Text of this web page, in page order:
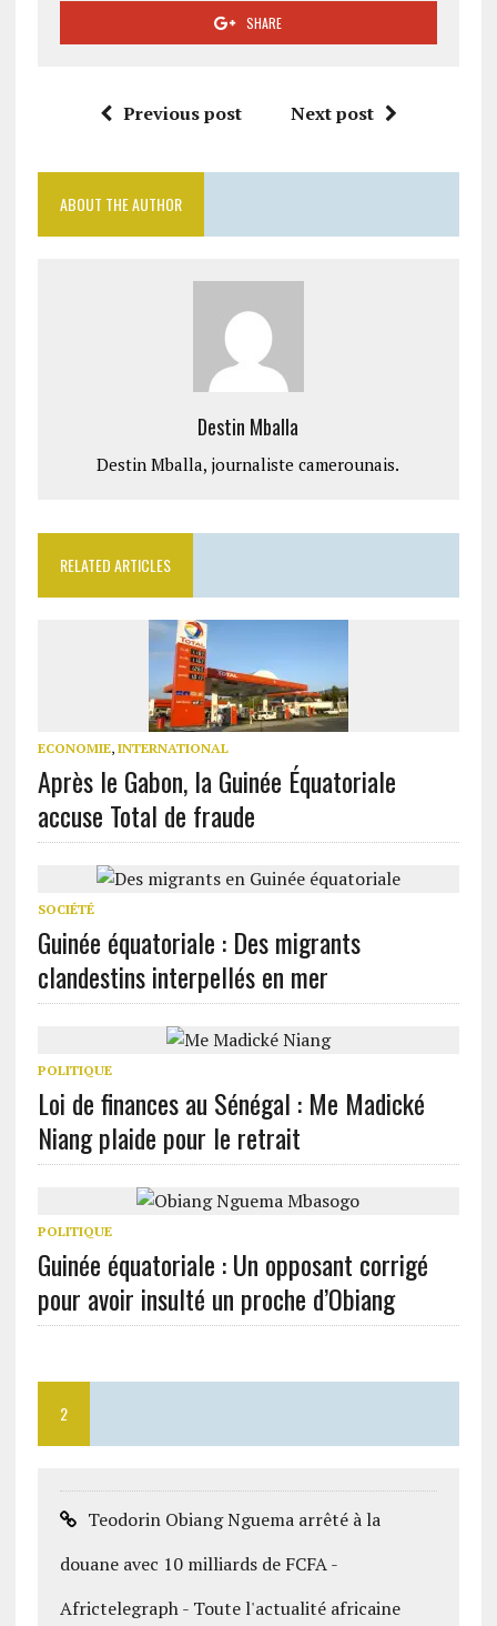
SHARE
Previous post Next post
ABOUT THE AUTHOR
Destin Mballa
Destin Mballa, journaliste camerounais.
RELATED ARTICLES
ECONOMIE, INTERNATIONAL
Après le Gabon, la Guinée Équatoriale
accuse Total de fraude
SOCIÉTÉ
Guinée équatoriale : Des migrants
clandestins interpellés en mer
POLITIQUE
Loi de finances au Sénégal : Me Madické
Niang plaide pour le retrait
POLITIQUE
Guinée équatoriale : Un opposant corrigé
pour avoir insulté un proche d’Obiang
2
Teodorin Obiang Nguema arrêté à la
douane avec 10 milliards de FCFA -
Africtelegraph - Toute l'actualité africaine